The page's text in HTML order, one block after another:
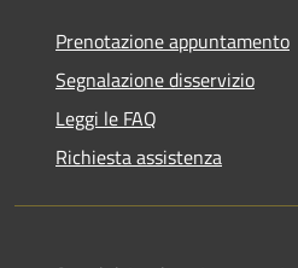
Prenotazione appuntamento
Segnalazione disservizio
Leggi le FAQ
Richiesta assistenza